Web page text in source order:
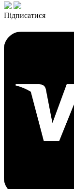
Підписатися